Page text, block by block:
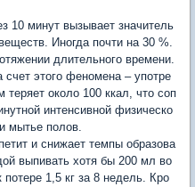
10 минут вызывает значитель
Иногда почти на 30 %.
длительного времени.
этого феномена – употре
около 100 ккал, что соп
интенсивной физическо
мытье полов.
и снижает темпы образова
выпивать хотя бы 200 мл во
1,5 кг за 8 недель. Кро